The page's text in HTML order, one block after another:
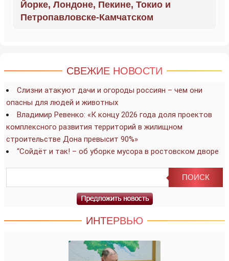
Йорке, Лондоне, Пекине, Токио и
Петропавловске-Камчатском
СВЕЖИЕ НОВОСТИ
Слизни атакуют дачи и огороды россиян – чем они
опасны для людей и животных
Владимир Ревенко: «К концу 2026 года доля проектов
комплексного развития территорий в жилищном
строительстве Дона превысит 90%»
“Сойдёт и так! – об уборке мусора в ростовском дворе
ИНТЕРВЬЮ